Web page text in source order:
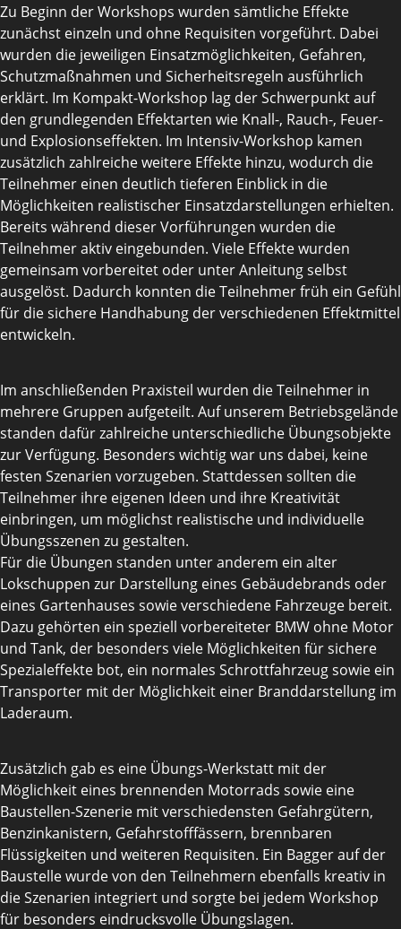
Zu Beginn der Workshops wurden sämtliche Effekte
zunächst einzeln und ohne Requisiten vorgeführt. Dabei
wurden die jeweiligen Einsatzmöglichkeiten, Gefahren,
Schutzmaßnahmen und Sicherheitsregeln ausführlich
erklärt. Im Kompakt-Workshop lag der Schwerpunkt auf
den grundlegenden Effektarten wie Knall-, Rauch-, Feuer-
und Explosionseffekten. Im Intensiv-Workshop kamen
zusätzlich zahlreiche weitere Effekte hinzu, wodurch die
Teilnehmer einen deutlich tieferen Einblick in die
Möglichkeiten realistischer Einsatzdarstellungen erhielten.
Bereits während dieser Vorführungen wurden die
Teilnehmer aktiv eingebunden. Viele Effekte wurden
gemeinsam vorbereitet oder unter Anleitung selbst
ausgelöst. Dadurch konnten die Teilnehmer früh ein Gefühl
für die sichere Handhabung der verschiedenen Effektmittel
entwickeln.
Im anschließenden Praxisteil wurden die Teilnehmer in
mehrere Gruppen aufgeteilt. Auf unserem Betriebsgelände
standen dafür zahlreiche unterschiedliche Übungsobjekte
zur Verfügung. Besonders wichtig war uns dabei, keine
festen Szenarien vorzugeben. Stattdessen sollten die
Teilnehmer ihre eigenen Ideen und ihre Kreativität
einbringen, um möglichst realistische und individuelle
Übungsszenen zu gestalten.
Für die Übungen standen unter anderem ein alter
Lokschuppen zur Darstellung eines Gebäudebrands oder
eines Gartenhauses sowie verschiedene Fahrzeuge bereit.
Dazu gehörten ein speziell vorbereiteter BMW ohne Motor
und Tank, der besonders viele Möglichkeiten für sichere
Spezialeffekte bot, ein normales Schrottfahrzeug sowie ein
Transporter mit der Möglichkeit einer Branddarstellung im
Laderaum.
Zusätzlich gab es eine Übungs-Werkstatt mit der
Möglichkeit eines brennenden Motorrads sowie eine
Baustellen-Szenerie mit verschiedensten Gefahrgütern,
Benzinkanistern, Gefahrstofffässern, brennbaren
Flüssigkeiten und weiteren Requisiten. Ein Bagger auf der
Baustelle wurde von den Teilnehmern ebenfalls kreativ in
die Szenarien integriert und sorgte bei jedem Workshop
für besonders eindrucksvolle Übungslagen.